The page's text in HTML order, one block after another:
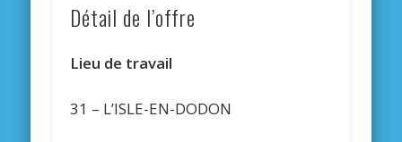
Détail de l’offre
Lieu de travail
31 – L’ISLE-EN-DODON